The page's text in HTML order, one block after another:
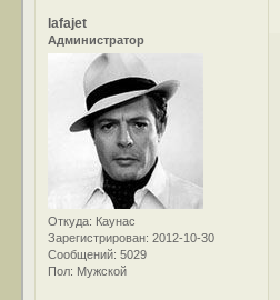
lafajet
Администратор
Откуда: Каунас
Зарегистрирован: 2012-10-30
Сообщений: 5029
Пол: Мужской